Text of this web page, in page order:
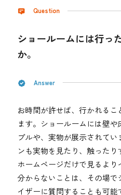
都市ガス＋でんき
でガ割のご案内
料金
シミュレーション
LPガス
ガス料金
シミュレーション
Question
ショールームには行っ
か。
Answer
お時間が許せば、行かれるこ
ます。ショールームには壁
プルや、実物が展示されて
ンも実物を見たり、触った
ホームページだけで見るより
分からないことは、その場
イザーに質問することも可能